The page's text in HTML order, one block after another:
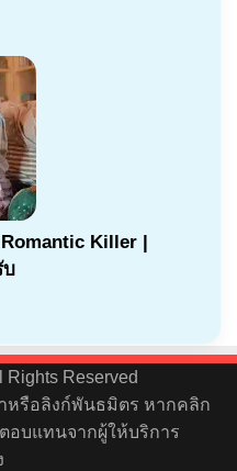
Killer |
บ
Reserved
หรือลิงก์พันธมิตร หากคลิก
อบแทนจากผู้ให้บริการ